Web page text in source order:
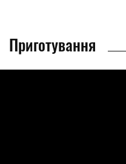
Приготування